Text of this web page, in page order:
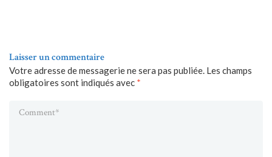
Laisser un commentaire
Votre adresse de messagerie ne sera pas publiée. Les champs
obligatoires sont indiqués avec *